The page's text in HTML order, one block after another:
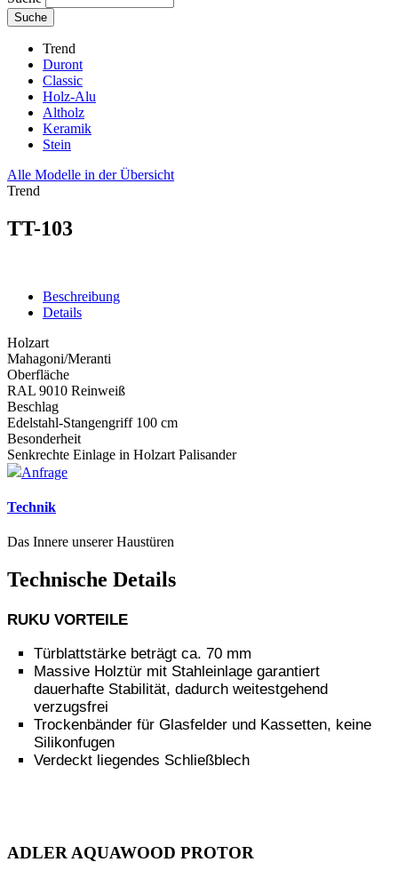
Trend
Duront
Classic
Holz-Alu
Altholz
Keramik
Stein
Alle Modelle in der Übersicht
Trend
TT-103
Beschreibung
Details
Holzart
Mahagoni/Meranti
Oberfläche
RAL 9010 Reinweiß
Beschlag
Edelstahl-Stangengriff 100 cm
Besonderheit
Senkrechte Einlage in Holzart Palisander
Anfrage
Technik
Das Innere unserer Haustüren
Technische Details
RUKU VORTEILE
Türblattstärke beträgt ca. 70 mm
Massive Holztür mit Stahleinlage garantiert
dauerhafte Stabilität, dadurch weitestgehend
verzugsfrei
Trockenbänder für Glasfelder und Kassetten, keine
Silikonfugen
Verdeckt liegendes Schließblech
ADLER AQUAWOOD PROTOR